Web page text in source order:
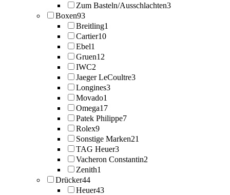
Zum Basteln/Ausschlachten3
Boxen93
Breitling1
Cartier10
Ebel1
Gruen12
IWC2
Jaeger LeCoultre3
Longines3
Movado1
Omega17
Patek Philippe7
Rolex9
Sonstige Marken21
TAG Heuer3
Vacheron Constantin2
Zenith1
Drücker44
Heuer43